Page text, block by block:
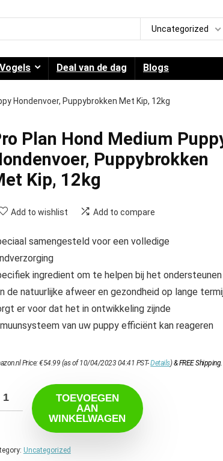
Uncategorized
Vogels Deal van de dag Blogs
Hondenvoer, Puppybrokken Met Kip, 12kg
Plan Hond Medium
Puppybrokken
Kip, 12kg
Add to wishlist Add to compare
samengesteld voor een volledige
ingredient om te helpen bij het ondersteunen
de natuurlijke afweer en gezondheid op lange
er voor dat het in ontwikkeling zijnde
van uw puppy efficiënt kan reageren
Price:€54.99 (as of 10/04/2023 04:41 PST-Details)&FREE Shipping.
TOEVOEGEN
AAN
WINKELWAGEN
Uncategorized